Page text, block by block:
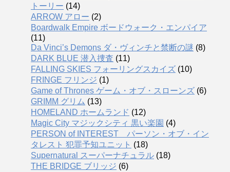
トーリー (14)
ARROW アロー (2)
Boardwalk Empire ボードウォーク・エンパイア
(11)
Da Vinci’s Demons ダ・ヴィンチと禁断の謎 (8)
DARK BLUE 潜入捜査 (11)
FALLING SKIES フォーリングスカイズ (10)
FRINGE フリンジ (1)
Game of Thrones ゲーム・オブ・スローンズ (6)
GRIMM グリム (13)
HOMELAND ホームランド (12)
Magic City マジックシティ 黒い楽園 (4)
PERSON of INTEREST パーソン・オブ・イン
タレスト 犯罪予知ユニット (18)
Supernatural スーパーナチュラル (18)
THE BRIDGE ブリッジ (6)